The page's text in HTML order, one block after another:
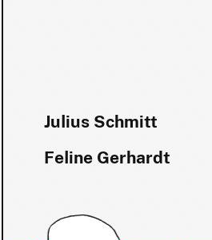
Julius Schmitt
Feline Gerhardt